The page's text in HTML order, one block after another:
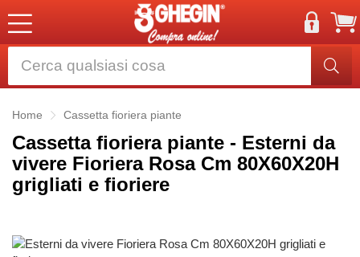
Home Cassetta fioriera piante
Cassetta fioriera piante - Esterni da
vivere Fioriera Rosa Cm 80X60X20H
grigliati e fioriere